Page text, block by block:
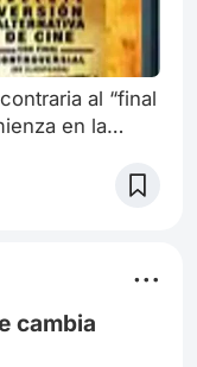
al “final
en la
Decadencia
pasaje
decidido
cambia